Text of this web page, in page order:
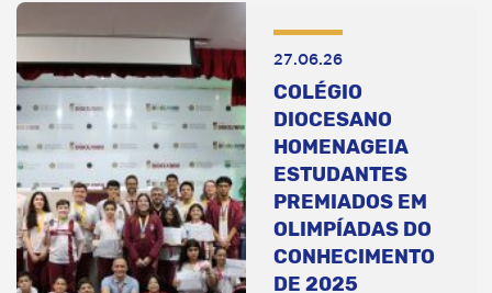
27.06.26
COLÉGIO
DIOCESANO
HOMENAGEIA
ESTUDANTES
PREMIADOS EM
OLIMPÍADAS DO
CONHECIMENTO
DE 2025